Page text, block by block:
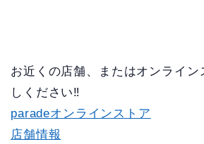
お近くの店舗、またはオンライン
しください‼
paradeオンラインストア
店舗情報